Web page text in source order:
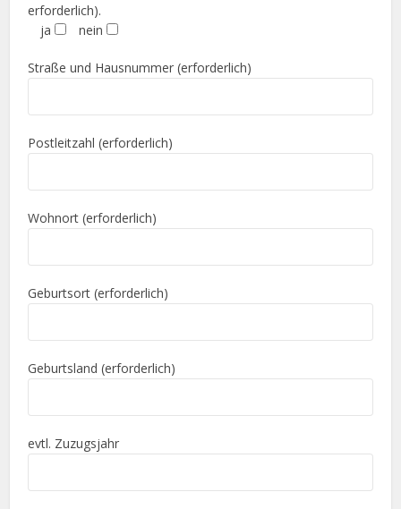
erforderlich).
ja
nein
Straße und Hausnummer (erforderlich)
Postleitzahl (erforderlich)
Wohnort (erforderlich)
Geburtsort (erforderlich)
Geburtsland (erforderlich)
evtl. Zuzugsjahr